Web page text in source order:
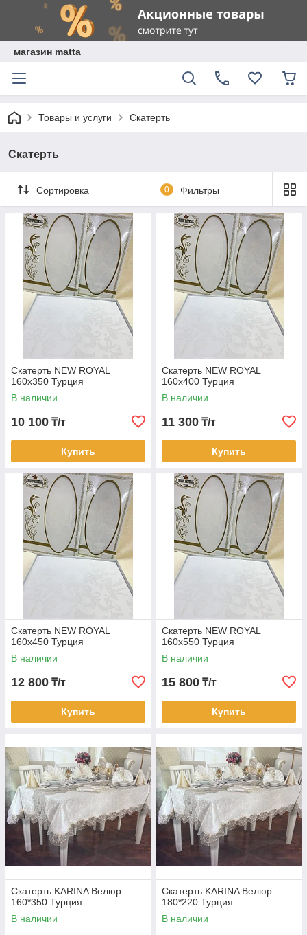
магазин matta
Товары и услуги Скатерть
Скатерть
Сортировка 0 Фильтры
Скатерть NEW ROYAL
160х350 Турция
В наличии
10 100 ₸/т
Купить
Скатерть NEW ROYAL
160х400 Турция
В наличии
11 300 ₸/т
Купить
Скатерть NEW ROYAL
160х450 Турция
В наличии
12 800 ₸/т
Купить
Скатерть NEW ROYAL
160х550 Турция
В наличии
15 800 ₸/т
Купить
Скатерть KARINA Велюр
160*350 Турция
В наличии
Скатерть KARINA Велюр
180*220 Турция
В наличии